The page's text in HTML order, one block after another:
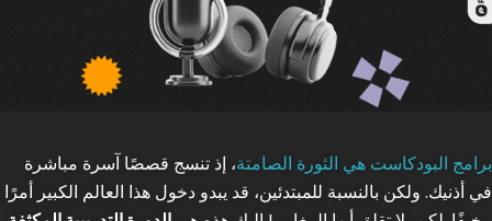
برامج البودكاست هي الثورة الصامتة، إذ تنسج قصصًا آسرة مباشرة
في أذنيك. ولكن بالنسبة للمبتدئين، قد يبدو دخول هذا العالم الكبير أمرًا